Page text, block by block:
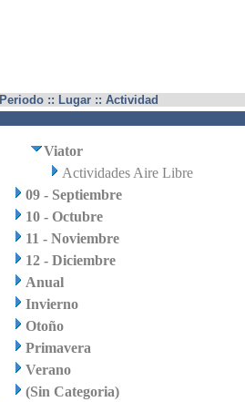
Periodo :: Lugar :: Actividad
Viator
Actividades Aire Libre
09 - Septiembre
10 - Octubre
11 - Noviembre
12 - Diciembre
Anual
Invierno
Otoño
Primavera
Verano
(Sin Categoria)